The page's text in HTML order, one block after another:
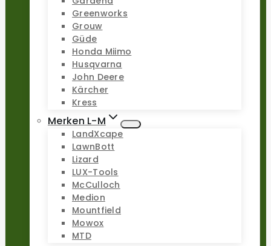
Greenworks
Grouw
Güde
Honda Miimo
Husqvarna
John Deere
Kärcher
Kress
Merken L-M
LandXcape
LawnBott
Lizard
LUX-Tools
McCulloch
Medion
Mountfield
Mowox
MTD